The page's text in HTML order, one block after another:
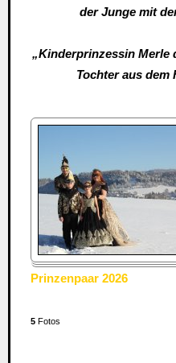
der Junge mit
„Kinderprinzessin Merle
Tochter aus dem
Prinzenpaar 2026
5Fotos